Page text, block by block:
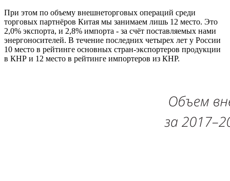
При этом по объему внешнеторговых операций среди
торговых партнёров Китая мы занимаем лишь 12 место. Это
2,0% экспорта, и 2,8% импорта - за счёт поставляемых нами
энергоносителей. В течение последних четырех лет у России
10 место в рейтинге основных стран-экспортеров продукции
в КНР и 12 место в рейтинге импортеров из КНР.